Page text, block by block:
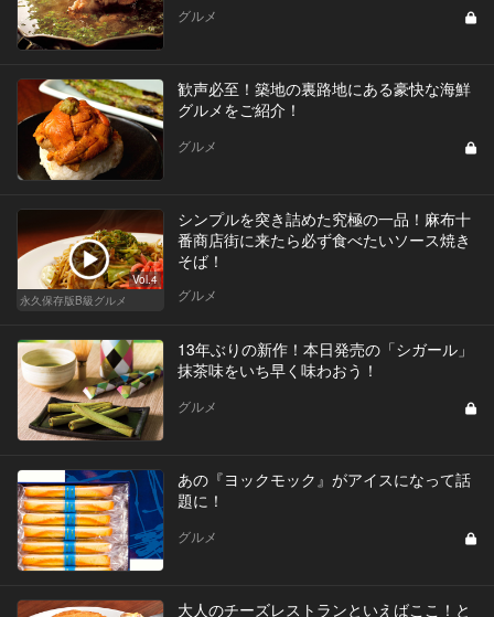
グルメ
歓声必至！築地の裏路地にある豪快な海鮮
グルメをご紹介！
グルメ
Vol.4
永久保存版B級グルメ
シンプルを突き詰めた究極の一品！麻布十
番商店街に来たら必ず食べたいソース焼き
そば！
グルメ
13年ぶりの新作！本日発売の「シガール」
抹茶味をいち早く味わおう！
グルメ
あの『ヨックモック』がアイスになって話
題に！
グルメ
大人のチーズレストランといえばここ！と